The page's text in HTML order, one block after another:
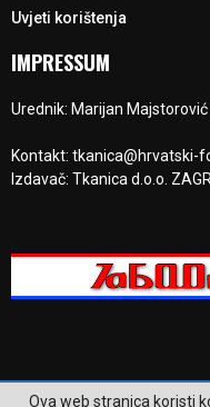
Uvjeti korištenja
IMPRESSUM
Urednik: Marijan Majstorović
Kontakt: tkanica@hrvatski-
Izdavač: Tkanica d.o.o.
Ova web stranica koristi